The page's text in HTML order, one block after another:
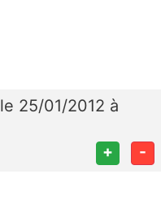
le 25/01/2012 à
+ -